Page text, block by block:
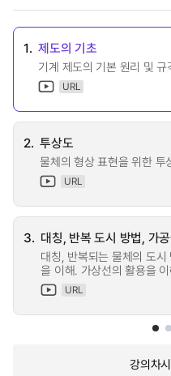
1. 제도의 기초
기계 제도의 기본 원리 및 규
URL
2. 투상도
물체의 형상 표현을 위한 투
URL
3. 대칭, 반복 도시 방법, 가
대칭, 반복되는 물체의 도
을 이해. 가상선의 활용을
URL
강의차시